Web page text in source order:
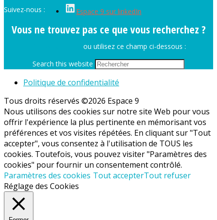
Suivez-nous : Espace 9 sur linkedIn
Vous ne trouvez pas ce que vous recherchez ?
ou utilisez ce champ ci-dessous :
Search this website
Politique de confidentialité
Tous droits réservés ©2026 Espace 9
Nous utilisons des cookies sur notre site Web pour vous
offrir l'expérience la plus pertinente en mémorisant vos
préférences et vos visites répétées. En cliquant sur "Tout
accepter", vous consentez à l'utilisation de TOUS les
cookies. Toutefois, vous pouvez visiter "Paramètres des
cookies" pour fournir un consentement contrôlé.
Paramètres des cookies Tout accepterTout refuser
Réglage des Cookies